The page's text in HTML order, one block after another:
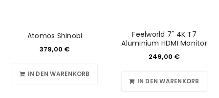
Atomos Shinobi
379,00 €
IN DEN WARENKORB
Feelworld 7" 4K T7
Aluminium HDMI Monitor
249,00 €
IN DEN WARENKORB